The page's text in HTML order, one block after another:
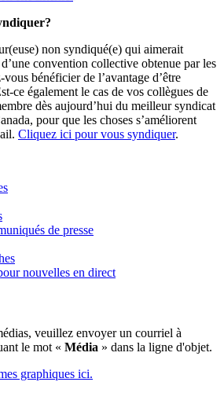
non syndiqué(e) qui aimerait
convention collective obtenue par les
bénéficier de l’avantage d’être
ce également le cas de vos collègues de
dès aujourd’hui du meilleur syndicat
pour que les choses s’améliorent
Cliquez ici pour vous syndiquer.
de presse
nouvelles en direct
veuillez envoyer un courriel à
le mot « Média » dans la ligne d'objet.
graphiques ici.